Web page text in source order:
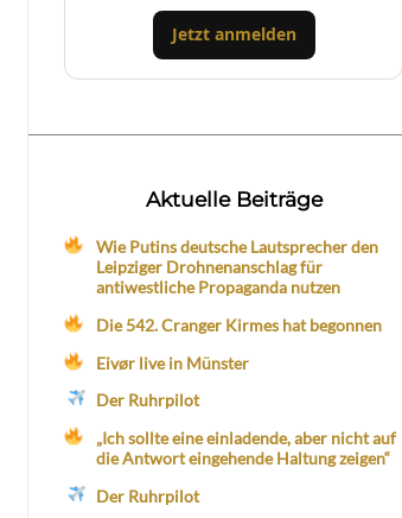
Jetzt anmelden
Aktuelle Beiträge
Wie Putins deutsche Lautsprecher den
Leipziger Drohnenanschlag für
antiwestliche Propaganda nutzen
Die 542. Cranger Kirmes hat begonnen
Eivør live in Münster
Der Ruhrpilot
„Ich sollte eine einladende, aber nicht auf
die Antwort eingehende Haltung zeigen“
Der Ruhrpilot